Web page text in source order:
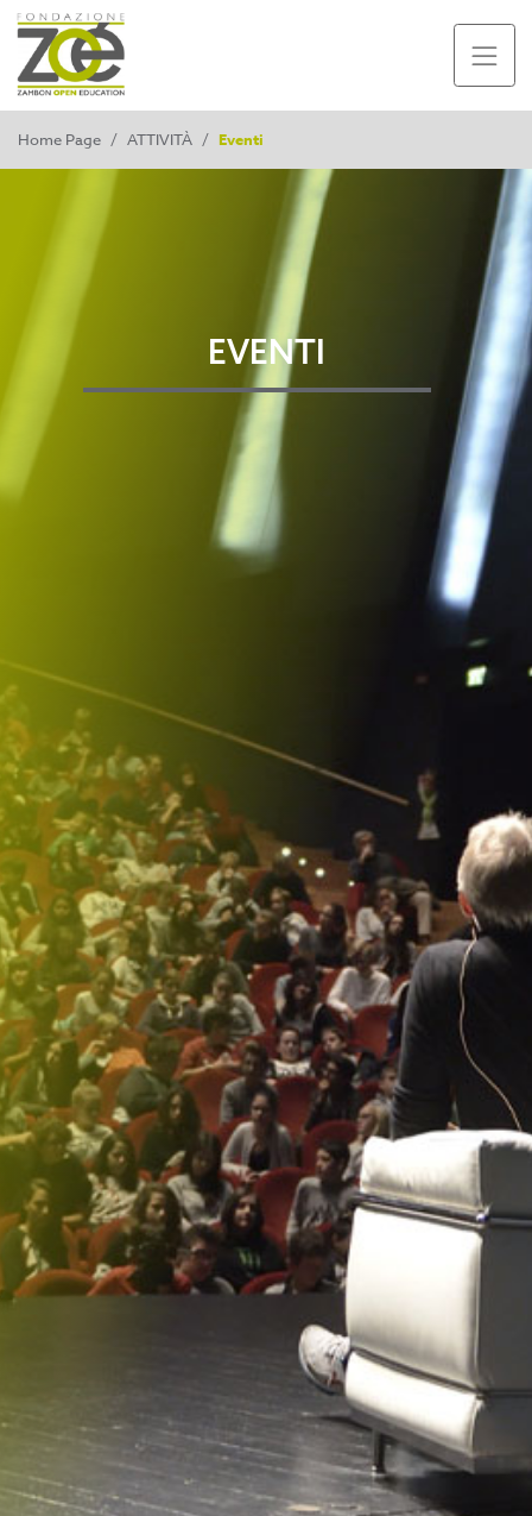
Home Page / ATTIVITÀ / Eventi
EVENTI